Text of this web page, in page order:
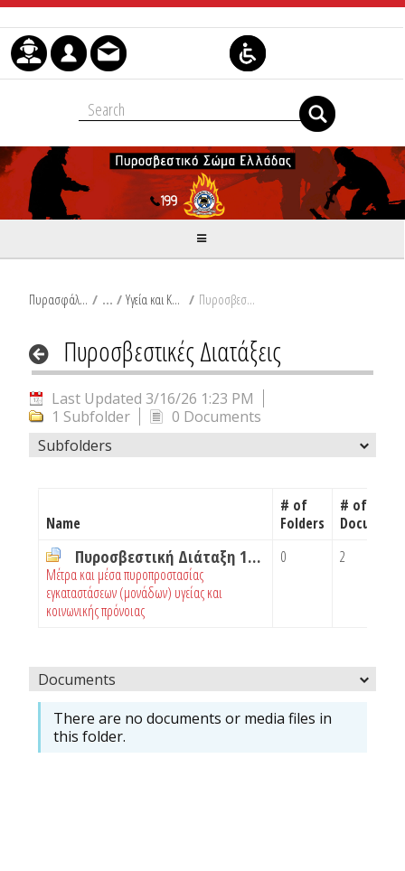
Skip to Content
Πυρασφάλεια / Υγεία και Κοινωνική Πρόνοια / Πυροσβεστικές Διατάξεις
Πυροσβεστικές Διατάξεις
Last Updated 3/16/26 1:23 PM
1 Subfolder
0 Documents
Subfolders
Name
# of
Folders
# of
Πυροσβεστική Διάταξη 18_2019
Μέτρα και μέσα πυροπροστασίας
εγκαταστάσεων (μονάδων) υγείας και
κοινωνικής πρόνοιας
0 2
Documents
There are no documents or media files in
this folder.